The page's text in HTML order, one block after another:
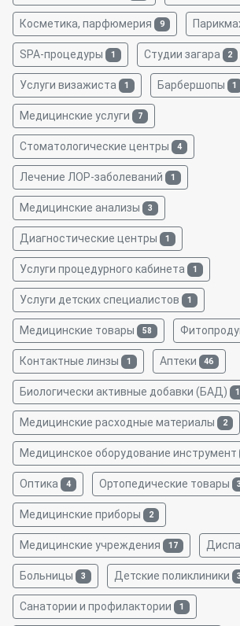
Косметика, парфюмерия 9
SPA-процедуры 1 Студии загара 2
Услуги визажиста 1 Барбершопы 1
Медицинские услуги 7
Стоматологические центры 4
Лечение ЛОР-заболеваний 1
Медицинские анализы 3
Диагностические центры 1
Услуги процедурного кабинета 1
Услуги детских специалистов 1
Медицинские товары 58
Контактные линзы 1 Аптеки 46
Биологически активные добавки (БАД) 1
Медицинские расходные материалы 2
Медицинское оборудование инструмент
Оптика 4 Ортопедические товары 3
Медицинские приборы 2
Медицинские учреждения 17
Больницы 3 Детские поликлиники 3
Санатории и профилактории 1